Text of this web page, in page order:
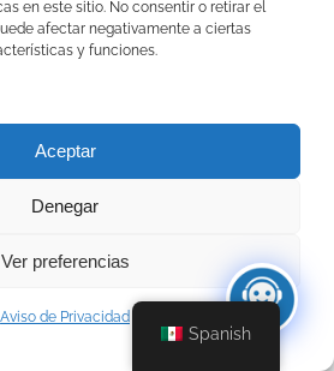
en este sitio. No consentir o retirar el
afectar negativamente a ciertas
y funciones.
Aceptar
Denegar
Ver preferencias
Aviso de Privacidad
en
Primer RALLY APP
Spanish